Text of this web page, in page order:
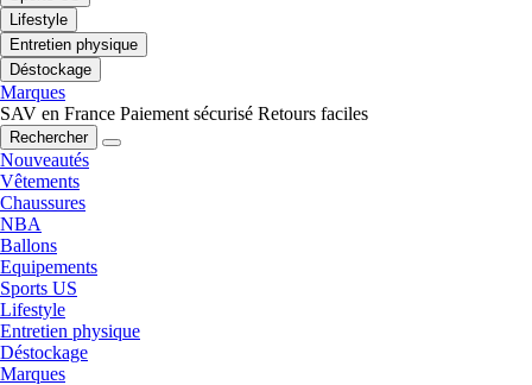
Lifestyle
Entretien physique
Déstockage
Marques
SAV en France Paiement sécurisé Retours faciles
Rechercher
Nouveautés
Vêtements
Chaussures
NBA
Ballons
Equipements
Sports US
Lifestyle
Entretien physique
Déstockage
Marques